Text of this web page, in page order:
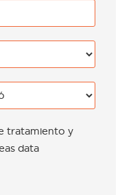
tratamiento y
data